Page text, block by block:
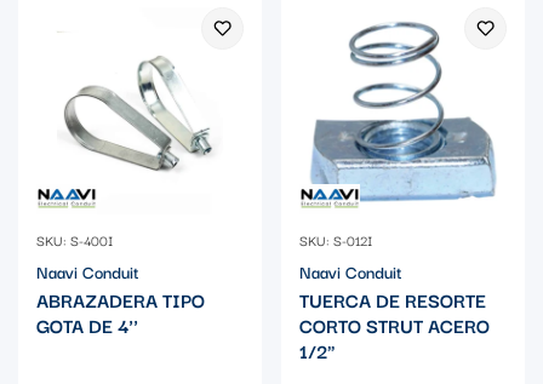
SKU: S-400I
Naavi Conduit
ABRAZADERA TIPO
GOTA DE 4''
SKU: S-012I
Naavi Conduit
TUERCA DE RESORTE
CORTO STRUT ACERO
1/2"